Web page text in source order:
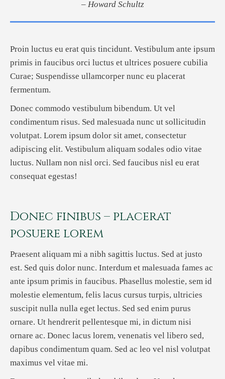
– Howard Schultz
Proin luctus eu erat quis tincidunt. Vestibulum ante ipsum
primis in faucibus orci luctus et ultrices posuere cubilia
Curae; Suspendisse ullamcorper nunc eu placerat
fermentum.
Donec commodo vestibulum bibendum. Ut vel
condimentum risus. Sed malesuada nunc ut sollicitudin
volutpat. Lorem ipsum dolor sit amet, consectetur
adipiscing elit. Vestibulum aliquam sodales odio vitae
luctus. Nullam non nisl orci. Sed faucibus nisl eu erat
consequat egestas!
Donec finibus – placerat
posuere lorem
Praesent aliquam mi a nibh sagittis luctus. Sed at justo
est. Sed quis dolor nunc. Interdum et malesuada fames ac
ante ipsum primis in faucibus. Phasellus molestie, sem id
molestie elementum, felis lacus cursus turpis, ultricies
suscipit nulla nulla eget lectus. Sed sed enim purus
ornare. Ut hendrerit pellentesque mi, in dictum nisi
ornare ac. Donec lacus lorem, venenatis vel libero sed,
dapibus condimentum quam. Sed ac leo vel nisl volutpat
maximus vel vitae mi.